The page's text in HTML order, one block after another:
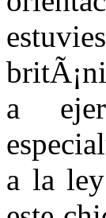
a
a la